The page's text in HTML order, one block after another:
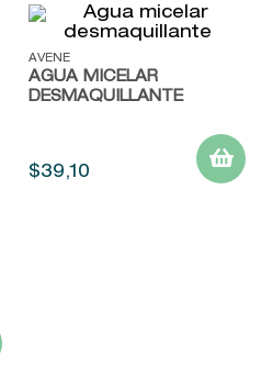
AVENE
AGUA MICELAR
DESMAQUILLANTE
$39,10